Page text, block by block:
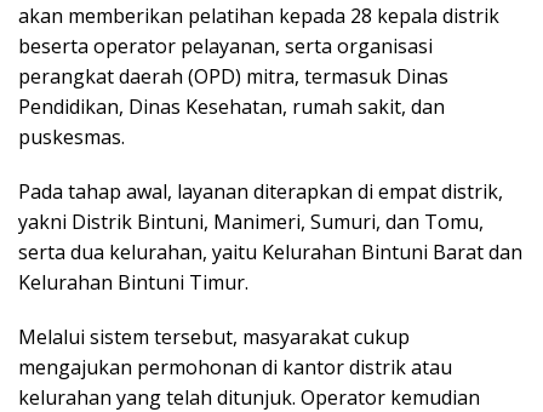
akan memberikan pelatihan kepada 28 kepala distrik
beserta operator pelayanan, serta organisasi
perangkat daerah (OPD) mitra, termasuk Dinas
Pendidikan, Dinas Kesehatan, rumah sakit, dan
puskesmas.
Pada tahap awal, layanan diterapkan di empat distrik,
yakni Distrik Bintuni, Manimeri, Sumuri, dan Tomu,
serta dua kelurahan, yaitu Kelurahan Bintuni Barat dan
Kelurahan Bintuni Timur.
Melalui sistem tersebut, masyarakat cukup
mengajukan permohonan di kantor distrik atau
kelurahan yang telah ditunjuk. Operator kemudian